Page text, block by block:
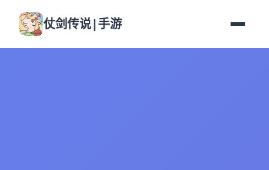
仗剑传说|手游